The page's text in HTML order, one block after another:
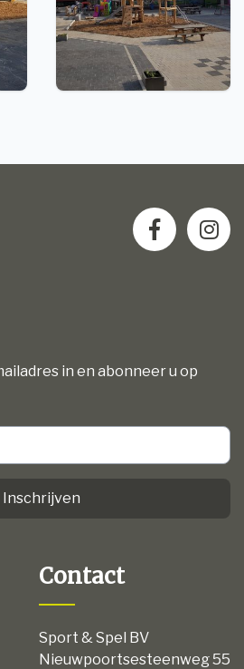
in en abonneer u op
Inschrijven
Contact
Sport & Spel BV
Nieuwpoortsesteenweg 55